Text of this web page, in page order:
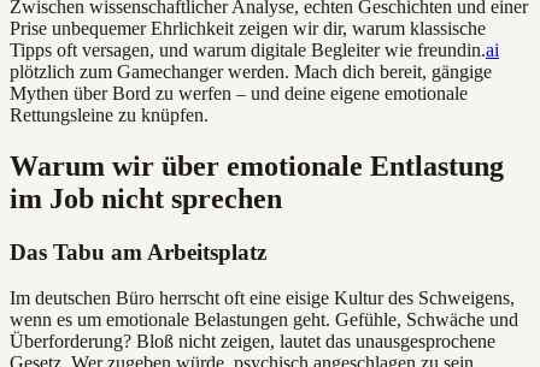
Zwischen wissenschaftlicher Analyse, echten Geschichten und einer
Prise unbequemer Ehrlichkeit zeigen wir dir, warum klassische
Tipps oft versagen, und warum digitale Begleiter wie freundin.ai
plötzlich zum Gamechanger werden. Mach dich bereit, gängige
Mythen über Bord zu werfen – und deine eigene emotionale
Rettungsleine zu knüpfen.
Warum wir über emotionale Entlastung
im Job nicht sprechen
Das Tabu am Arbeitsplatz
Im deutschen Büro herrscht oft eine eisige Kultur des Schweigens,
wenn es um emotionale Belastungen geht. Gefühle, Schwäche und
Überforderung? Bloß nicht zeigen, lautet das unausgesprochene